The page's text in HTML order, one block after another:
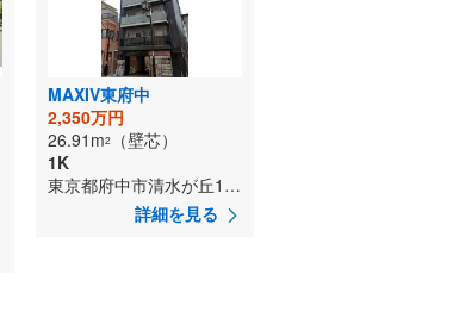
MAXIV東府中
2,350万円
26.91m2
（壁芯）
1K
東京都府中市清水が丘1丁目
詳細を見る